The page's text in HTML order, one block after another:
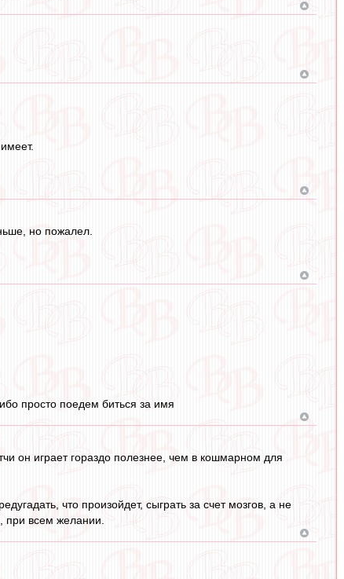
но пожалел.
просто поедем биться за имя
он играет гораздо полезнее, чем в кошмарном для
что произойдет, сыграть за счет мозгов, а не
при всем желании.